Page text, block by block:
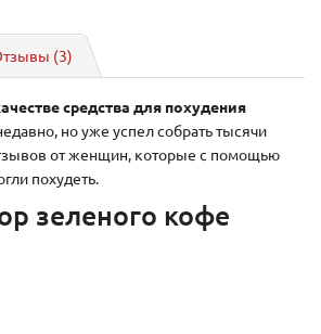
(3)
средства для похудения
но уже успел собрать тысячи
от женщин, которые с помощью
похудеть.
зеленого кофе